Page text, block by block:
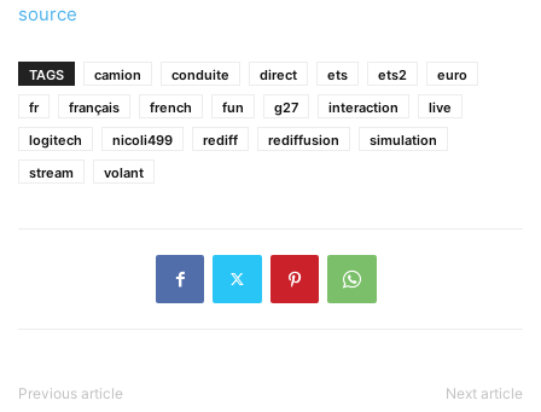
source
TAGS camion conduite direct ets ets2
euro
fr
français french fun g27 interaction
live
logitech
nicoli499 rediff rediffusion
simulation
stream
volant
Previous article Next article